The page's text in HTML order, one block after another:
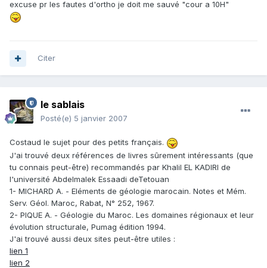
excuse pr les fautes d'ortho je doit me sauvé "cour a 10H"
Citer
le sablais
Posté(e) 5 janvier 2007
Costaud le sujet pour des petits français.
J'ai trouvé deux références de livres sûrement intéressants (que
tu connais peut-être) recommandés par Khalil EL KADIRI de
l'université Abdelmalek Essaadi deTetouan
1- MICHARD A. - Eléments de géologie marocain. Notes et Mém.
Serv. Géol. Maroc, Rabat, N° 252, 1967.
2- PIQUE A. - Géologie du Maroc. Les domaines régionaux et leur
évolution structurale, Pumag édition 1994.
J'ai trouvé aussi deux sites peut-être utiles :
lien 1
lien 2